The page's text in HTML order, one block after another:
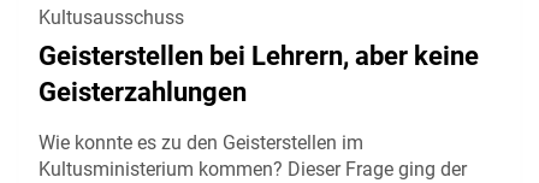
Kultusausschuss
Geisterstellen bei Lehrern, aber keine
Geisterzahlungen
Wie konnte es zu den Geisterstellen im
Kultusministerium kommen? Dieser Frage ging der